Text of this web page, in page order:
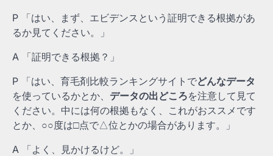
P 「はい、まず、エビデンスという証明できる根拠があ
るか見てください。」
A 「証明できる根拠？」
P 「はい、育毛剤比較ランキングサイトでどんなデータ
を使っているかとか、 データの出どころを注意して見て
ください。中には何の根拠もなく、これがおススメです
とか、○○度は□点で△位とかの場合があります。」
A 「よく、見かけるけど。」